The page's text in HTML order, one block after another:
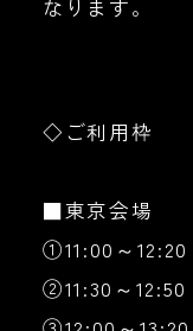
なります。
◇ご利用枠
■東京会場
①11:00～12:20
②11:30～12:50